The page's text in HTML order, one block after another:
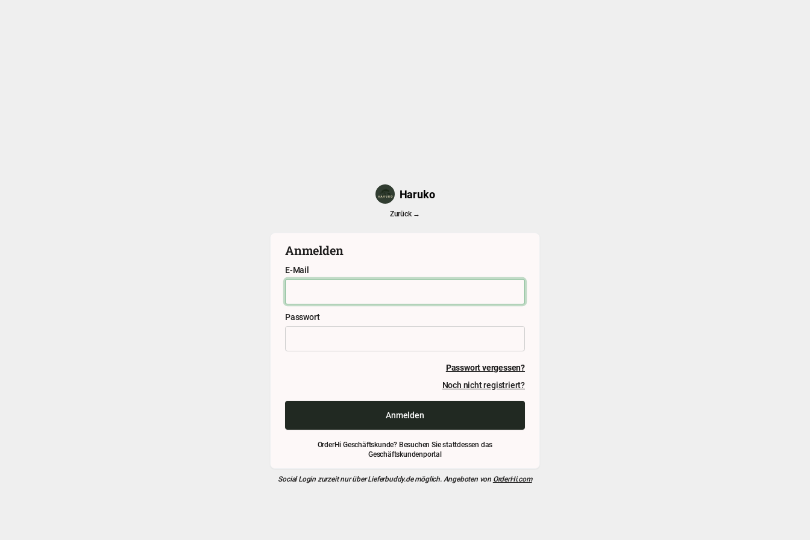
Haruko
Zurück →
Anmelden
E-Mail
Passwort
Passwort vergessen?
Noch nicht registriert?
Anmelden
OrderHi Geschäftskunde? Besuchen Sie stattdessen das
Geschäftskundenportal
Social Login zurzeit nur überLieferbuddy.demöglich. Angeboten von OrderHi.com